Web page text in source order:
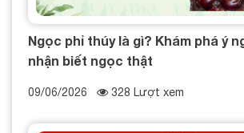
Ngọc phỉ thúy là gì? Khám phá ý
nhận biết ngọc thật
09/06/2026 328 Lượt xem